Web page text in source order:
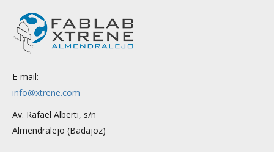
E-mail:
info@xtrene.com
Av. Rafael Alberti, s/n
Almendralejo (Badajoz)